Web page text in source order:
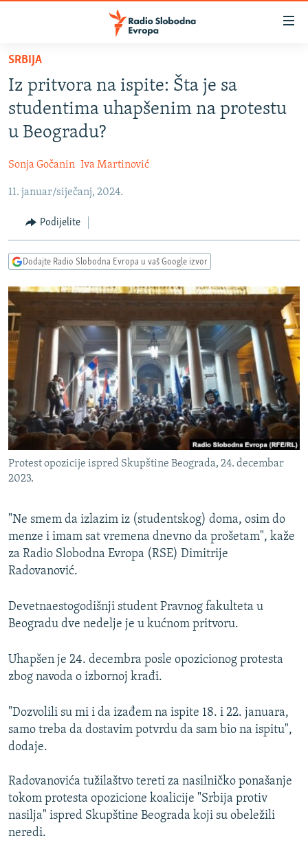
Pređite
glavni
sadržaj
Pređite
na
glavnu
navigaciju
Pređite
pretragu
BOSNA I HERCEGOVINA
SRBIJA
CRNA GORA
VIZUELNO
VIDEO
INFOGRAFIKE
PODCASTI
KINA NA BALKANU
RSE PRIČE IZ SVIJETA
ISPRIČAJ MI
DNEVNO@RSE
SPECIJALI RSE
VIŠE OD NASLOVA
GENOCID U SREBRENICI
POPLAVE I KLIZIŠTA U BIH 2024.
TV LIBERTY
MOJA EVROPA
TRI DECENIJE OD RATA U BIH
SVE KARTE DEJTONA
PRATITE NAS
Sve RFE/RL stranice
SRBIJA
Iz pritvora na ispite: Šta je sa
studentima uhapšenim na protestu
u Beogradu?
Sonja Gočanin Iva Martinović
11. januar/siječanj, 2024.
Podijelite
Dodajte Radio Slobodna Evropa u vaš Google izvor
Protest opozicije ispred Skupštine Beograda, 24. decembar
2023.
"Ne smem da izlazim iz (studentskog) doma, osim do
menze i imam sat vremena dnevno da prošetam", kaže
za Radio Slobodna Evropa (RSE) Dimitrije
Radovanović.
Devetnaestogodišnji student Pravnog fakulteta u
Beogradu dve nedelje je u kućnom pritvoru.
Uhapšen je 24. decembra posle opozicionog protesta
zbog navoda o izbornoj krađi.
"Dozvolili su mi i da izađem na ispite 18. i 22. januara,
samo treba da dostavim potvrdu da sam bio na ispitu",
dodaje.
Radovanovića tužilaštvo tereti za nasilničko ponašanje
tokom protesta opozicione koalicije "Srbija protiv
nasilja" ispred Skupštine Beograda koji su obeležili
neredi.